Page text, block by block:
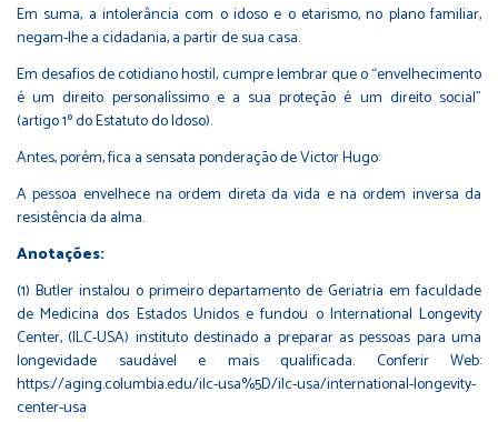
Em suma, a intolerância com o idoso e o etarismo, no plano familiar,
negam-lhe a cidadania, a partir de sua casa.
Em desafios de cotidiano hostil, cumpre lembrar que o “envelhecimento
é um direito personalíssimo e a sua proteção é um direito social”
(artigo 1º do Estatuto do Idoso).
Antes, porém, fica a sensata ponderação de Victor Hugo:
A pessoa envelhece na ordem direta da vida e na ordem inversa da
resistência da alma.
Anotações:
(1) Butler instalou o primeiro departamento de Geriatria em faculdade
de Medicina dos Estados Unidos e fundou o International Longevity
Center, (ILC-USA) instituto destinado a preparar as pessoas para uma
longevidade saudável e mais qualificada. Conferir Web:
https://aging.columbia.edu/ilc-usa%5D/ilc-usa/international-longevity-
center-usa